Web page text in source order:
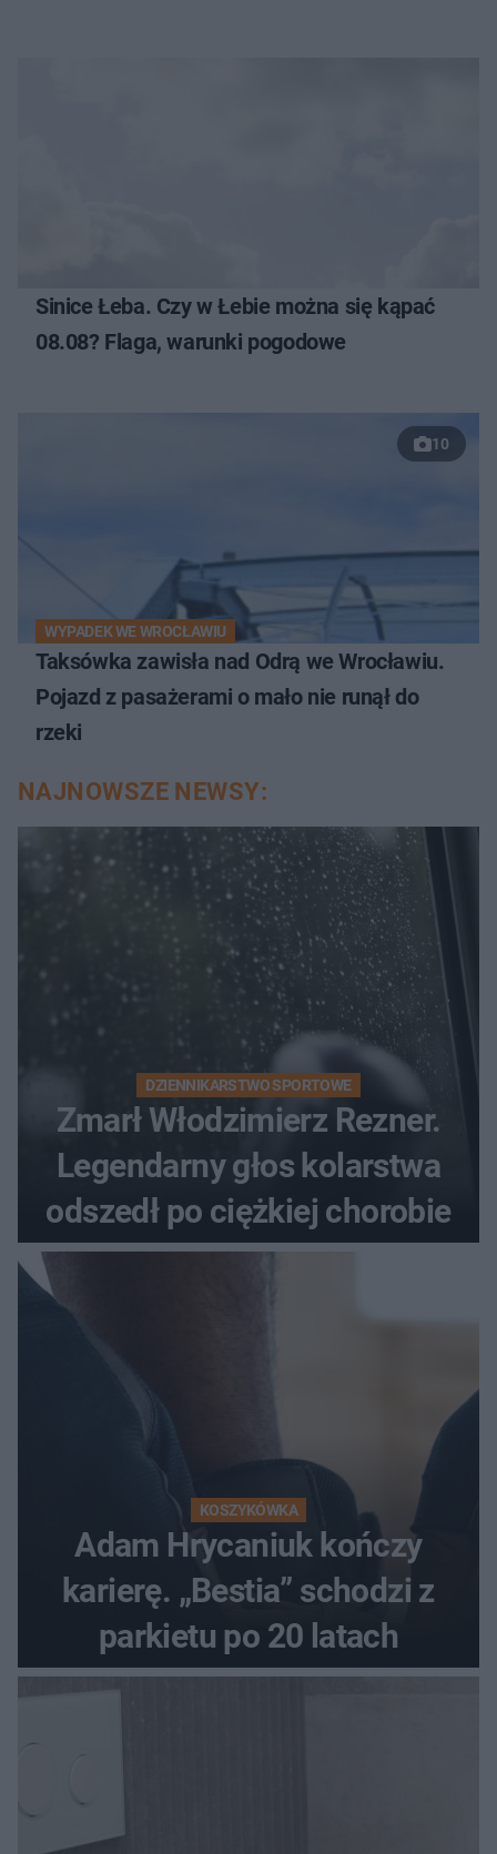
Sinice Łeba. Czy w Łebie można się kąpać
08.08? Flaga, warunki pogodowe
10
WYPADEK WE WROCŁAWIU
Taksówka zawisła nad Odrą we Wrocławiu.
Pojazd z pasażerami o mało nie runął do
rzeki
NAJNOWSZE NEWSY:
DZIENNIKARSTWO SPORTOWE
Zmarł Włodzimierz Rezner.
Legendarny głos kolarstwa
odszedł po ciężkiej chorobie
KOSZYKÓWKA
Adam Hrycaniuk kończy
karierę. „Bestia” schodzi z
parkietu po 20 latach